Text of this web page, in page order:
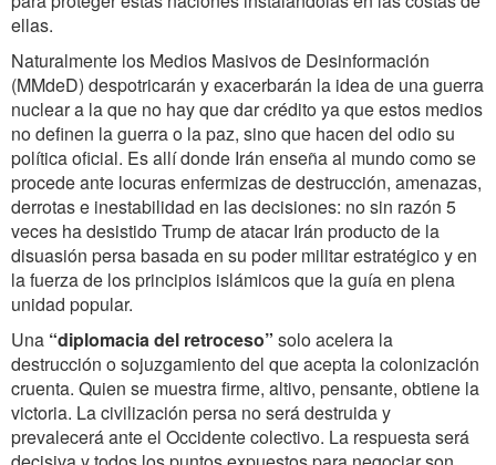
ellas.
Naturalmente los Medios Masivos de Desinformación
(MMdeD) despotricarán y exacerbarán la idea de una guerra
nuclear a la que no hay que dar crédito ya que estos medios
no definen la guerra o la paz, sino que hacen del odio su
política oficial. Es allí donde Irán enseña al mundo como se
procede ante locuras enfermizas de destrucción, amenazas,
derrotas e inestabilidad en las decisiones: no sin razón 5
veces ha desistido Trump de atacar Irán producto de la
disuasión persa basada en su poder militar estratégico y en
la fuerza de los principios islámicos que la guía en plena
unidad popular.
Una “diplomacia del retroceso” solo acelera la
destrucción o sojuzgamiento del que acepta la colonización
cruenta. Quien se muestra firme, altivo, pensante, obtiene la
victoria. La civilización persa no será destruida y
prevalecerá ante el Occidente colectivo. La respuesta será